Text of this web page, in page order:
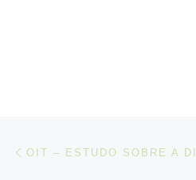
Post navigation